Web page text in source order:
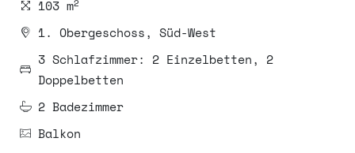
103 m2
1. Obergeschoss, Süd-West
3 Schlafzimmer: 2 Einzelbetten, 2
Doppelbetten
2 Badezimmer
Balkon